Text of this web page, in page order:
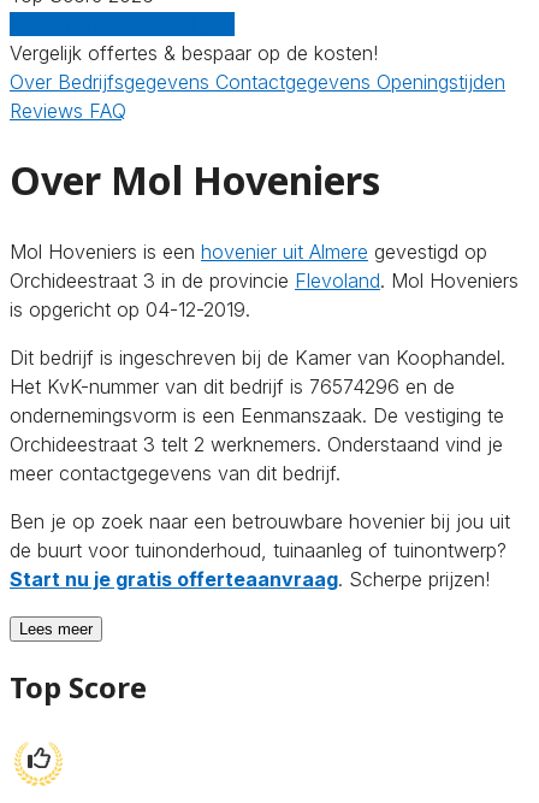
Vergelijk offertes & bespaar op de kosten!
Over Bedrijfsgegevens Contactgegevens Openingstijden
Reviews FAQ
Over Mol Hoveniers
Mol Hoveniers is een hovenier uit Almere gevestigd op
Orchideestraat 3 in de provincie Flevoland. Mol Hoveniers
is opgericht op 04-12-2019.
Dit bedrijf is ingeschreven bij de Kamer van Koophandel.
Het KvK-nummer van dit bedrijf is 76574296 en de
ondernemingsvorm is een Eenmanszaak. De vestiging te
Orchideestraat 3 telt 2 werknemers. Onderstaand vind je
meer contactgegevens van dit bedrijf.
Ben je op zoek naar een betrouwbare hovenier bij jou uit
de buurt voor tuinonderhoud, tuinaanleg of tuinontwerp?
Start nu je gratis offerteaanvraag. Scherpe prijzen!
Lees meer
Top Score